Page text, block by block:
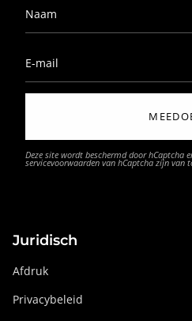
Deze site wordt beschermd door hCaptcha
servicevoorwaarden van hCaptcha zijn van
Juridisch
Afdruk
Privacybeleid